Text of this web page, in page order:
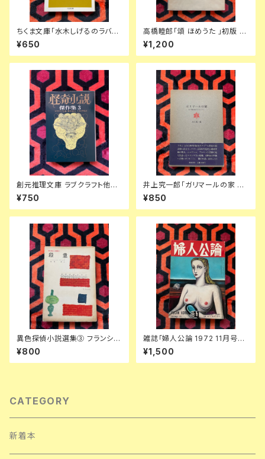
ちくま文庫「水木しげるのラバウ
ル戦記」筑摩書房
¥650
高橋睦郎「頌 ほめうた 」初版 函
入り 装幀:小西啓介 見返し写真:
細江英公 思潮社
¥1,200
創元推理文庫 ラブクラフト他
「怪奇小説傑作集3」東京創元社
ディケンズ ビアース カバー:日
下弘 解説:平井呈一 アンソロジ
¥750
井上究一郎「ガリマールの家 あ
る物語風のクロニクル」函入り
帯付き 装幀:栃折久美子 筑摩書
房
¥850
異色探偵小説選集③ フランシ
ス・アイルズ「殺意」延原謙 訳 初
版 装幀:花森安治 日本出版共同
株式会社
¥800
雑誌「婦人公論 1972 11月号」
表紙:金子國義 中央公論社 澁澤
龍彦 ダリ 後藤明生 倉橋由美子
中野良子
¥1,500
CATEGORY
新着本